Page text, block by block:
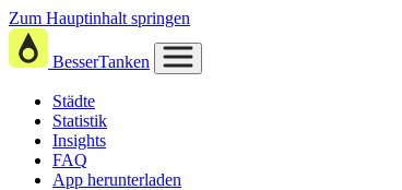
Zum Hauptinhalt springen
BesserTanken
Städte
Statistik
Insights
FAQ
App herunterladen